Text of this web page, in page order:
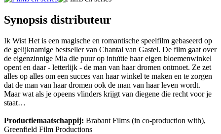
Synopsis distributeur
Ik Wist Het is een magische en romantische speelfilm gebaseerd op
de gelijknamige bestseller van Chantal van Gastel. De film gaat over
de eigenzinnige Mia die puur op intuïtie haar eigen bloemenwinkel
opent en daar - letterlijk - de man van haar dromen ontmoet. Ze zet
alles op alles om een succes van haar winkel te maken en te zorgen
dat de man van haar dromen ook de man van haar leven wordt.
Maar wat als je opeens vlinders krijgt van diegene die recht voor je
staat…
Productiemaatschappij: Brabant Films (in co-production with),
Greenfield Film Productions